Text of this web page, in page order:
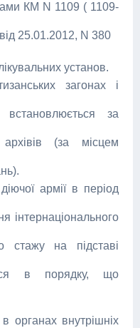
КМ N 1109 ( 1109-
25.01.2012, N 380
установ.
загонах і
встановлюється за
(за місцем
армії в період
інтернаціонального
стажу на підставі
в порядку, що
органах внутрішніх